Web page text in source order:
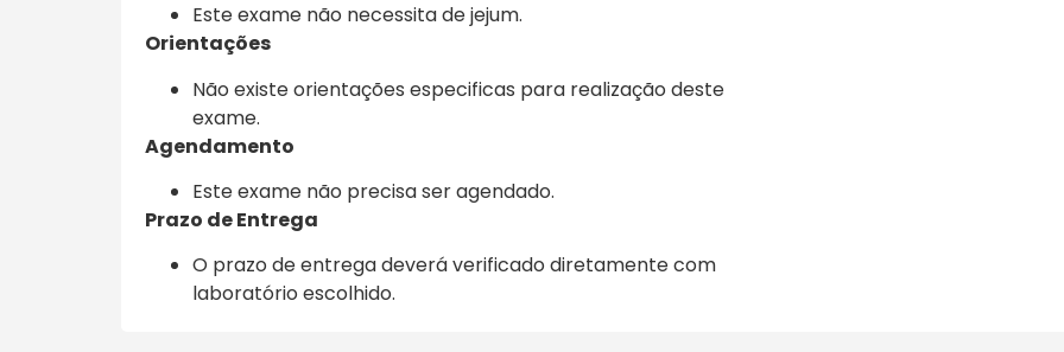
Este exame não necessita de jejum.
Orientações
Não existe orientações especificas para realização deste
exame.
Agendamento
Este exame não precisa ser agendado.
Prazo de Entrega
O prazo de entrega deverá verificado diretamente com
laboratório escolhido.